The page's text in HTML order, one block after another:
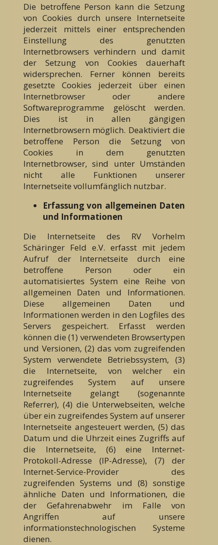
Die betroffene Person kann die Setzung
von Cookies durch unsere Internetseite
jederzeit mittels einer entsprechenden
Einstellung des genutzten
Internetbrowsers verhindern und damit
der Setzung von Cookies dauerhaft
widersprechen. Ferner können bereits
gesetzte Cookies jederzeit über einen
Internetbrowser oder andere
Softwareprogramme gelöscht werden.
Dies ist in allen gängigen
Internetbrowsern möglich. Deaktiviert die
betroffene Person die Setzung von
Cookies in dem genutzten
Internetbrowser, sind unter Umständen
nicht alle Funktionen unserer
Internetseite vollumfänglich nutzbar.
Erfassung von allgemeinen Daten
und Informationen
Die Internetseite des RV Vorhelm
Schäringer Feld e.V. erfasst mit jedem
Aufruf der Internetseite durch eine
betroffene Person oder ein
automatisiertes System eine Reihe von
allgemeinen Daten und Informationen.
Diese allgemeinen Daten und
Informationen werden in den Logfiles des
Servers gespeichert. Erfasst werden
können die (1) verwendeten Browsertypen
und Versionen, (2) das vom zugreifenden
System verwendete Betriebssystem, (3)
die Internetseite, von welcher ein
zugreifendes System auf unsere
Internetseite gelangt (sogenannte
Referrer), (4) die Unterwebseiten, welche
über ein zugreifendes System auf unserer
Internetseite angesteuert werden, (5) das
Datum und die Uhrzeit eines Zugriffs auf
die Internetseite, (6) eine Internet-
Protokoll-Adresse (IP-Adresse), (7) der
Internet-Service-Provider des
zugreifenden Systems und (8) sonstige
ähnliche Daten und Informationen, die
der Gefahrenabwehr im Falle von
Angriffen auf unsere
informationstechnologischen Systeme
dienen.